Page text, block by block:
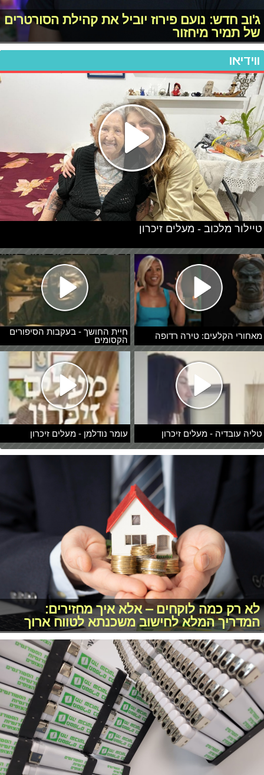
ג'וב חדש: נועם פירוז יוביל את קהילת הסורטרים
של תמיר מיחזור
ווידיאו
מאחורי הקלעים: טירה רדופה
חיית החושך - בעקבות הסיפורים
הקסומים
טליה עובדיה - מעלים זיכרון עומר נודלמן - מעלים זיכרון
טיילור מלכוב - מעלים זיכרון
לא רק כמה לוקחים – אלא איך מחזירים:
המדריך המלא לחישוב משכנתא לטווח ארוך